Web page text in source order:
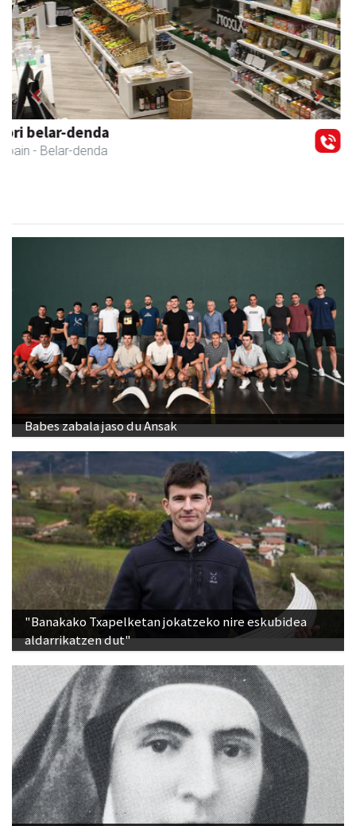
La Salle Berrozpe Ikastetxea
Andoain - Hezkuntza
Previous Next
Babes zabala jaso du Ansak
"Banakako Txapelketan jokatzeko nire eskubidea
aldarrikatzen dut"